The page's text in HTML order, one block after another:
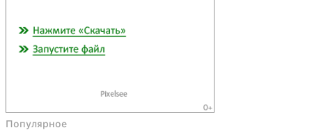
Популярное